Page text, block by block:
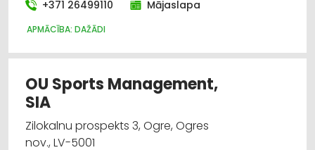
+371 26499110 Mājaslapa
APMĀCĪBA: DAŽĀDI
OU Sports Management,
SIA
Zilokalnu prospekts 3, Ogre, Ogres
nov., LV-5001